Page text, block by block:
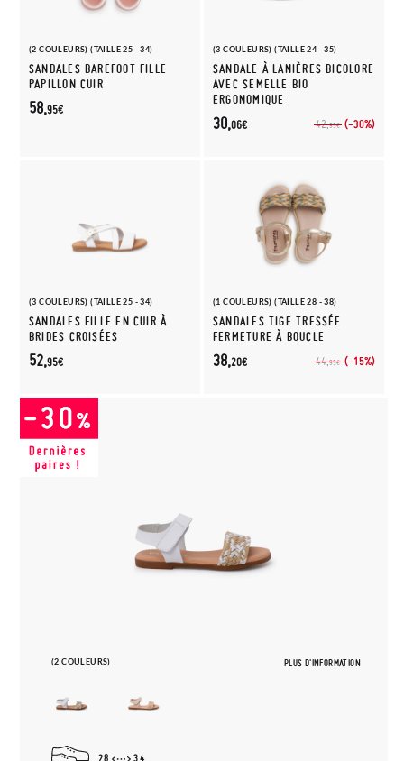
(2 COULEURS) (TAILLE 25 - 34)
SANDALES BAREFOOT FILLE
PAPILLON CUIR
58,95€
(3 COULEURS) (TAILLE 24 - 35)
SANDALE À LANIÈRES BICOLORE
AVEC SEMELLE BIO
ERGONOMIQUE
42,95€ (-30%)
30,06€
(3 COULEURS) (TAILLE 25 - 34)
SANDALES FILLE EN CUIR À
BRIDES CROISÉES
52,95€
(1 COULEURS) (TAILLE 28 - 38)
SANDALES TIGE TRESSÉE
FERMETURE À BOUCLE
44,95€ (-15%)
38,20€
(2 COULEURS) PLUS D'INFORMATION
28 34